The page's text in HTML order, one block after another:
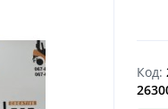
Код: